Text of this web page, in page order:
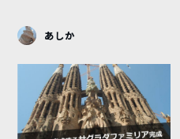
あしか